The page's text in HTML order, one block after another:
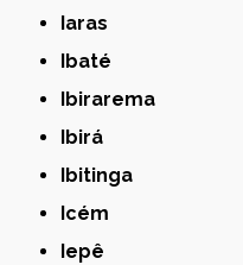
Iaras
Ibaté
Ibirarema
Ibirá
Ibitinga
Icém
Iepê